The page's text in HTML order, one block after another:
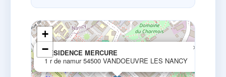
RESIDENCE MERCURE
1 r de namur 54500 VANDOEUVRE LES NANCY
×
+
−